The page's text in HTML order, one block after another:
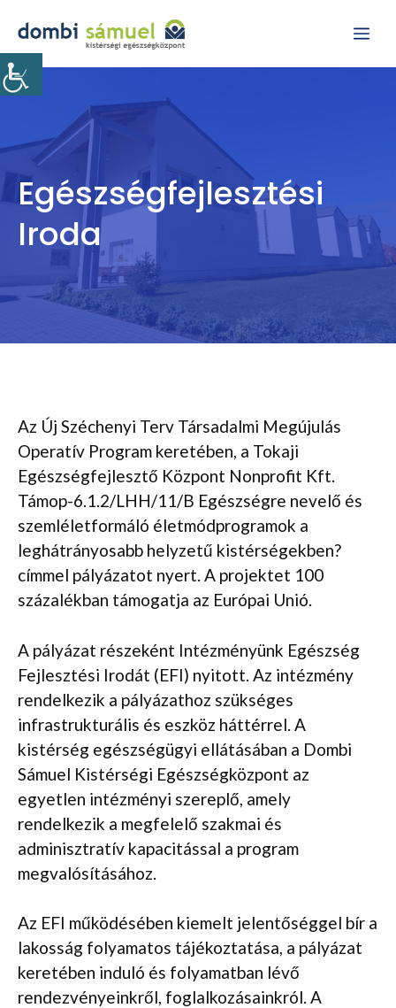
tartalomba
Egészségfejlesztési
Iroda
Az Új Széchenyi Terv Társadalmi Megújulás
Operatív Program keretében, a Tokaji
Egészségfejlesztő Központ Nonprofit Kft.
Támop-6.1.2/LHH/11/B Egészségre nevelő és
szemléletformáló életmódprogramok a
leghátrányosabb helyzetű kistérségekben?
címmel pályázatot nyert. A projektet 100
százalékban támogatja az Európai Unió.
A pályázat részeként Intézményünk Egészség
Fejlesztési Irodát (EFI) nyitott. Az intézmény
rendelkezik a pályázathoz szükséges
infrastrukturális és eszköz háttérrel. A
kistérség egészségügyi ellátásában a Dombi
Sámuel Kistérségi Egészségközpont az
egyetlen intézményi szereplő, amely
rendelkezik a megfelelő szakmai és
adminisztratív kapacitással a program
megvalósításához.
Az EFI működésében kiemelt jelentőséggel bír a
lakosság folyamatos tájékoztatása, a pályázat
keretében induló és folyamatban lévő
rendezvényeinkről, foglalkozásainkról. A